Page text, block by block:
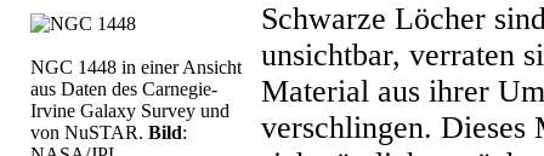
NGC 1448 in einer Ansicht
aus Daten des Carnegie-
Irvine Galaxy Survey und
von NuSTAR. Bild:
Schwarze Löcher
unsichtbar, verraten
Material aus ihrer
verschlingen. Dieses